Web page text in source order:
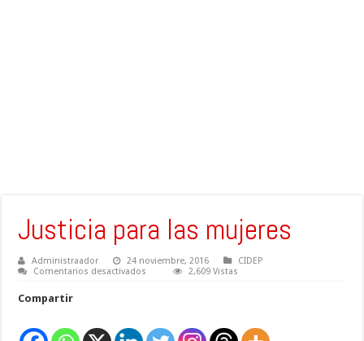
Justicia para las mujeres
Administraador 24 noviembre, 2016
CIDEP
Comentarios desactivados
2,609 Vistas
Compartir